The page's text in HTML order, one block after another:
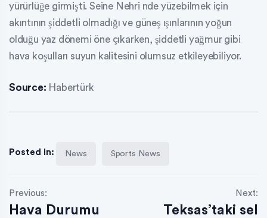
yürürlüğe girmişti. Seine Nehri nde yüzebilmek için
akıntının şiddetli olmadığı ve güneş ışınlarının yoğun
olduğu yaz dönemi öne çıkarken, şiddetli yağmur gibi
hava koşulları suyun kalitesini olumsuz etkileyebiliyor.
Source: Habertürk
Posted in: News Sports News
Previous:
Hava Durumu
Next:
Teksas’taki sel